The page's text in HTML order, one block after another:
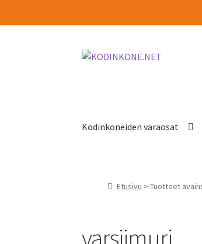
Siirry
Siirry
Kodinkoneiden varaosat
Etusivu > Tuotteet
varsiimuri